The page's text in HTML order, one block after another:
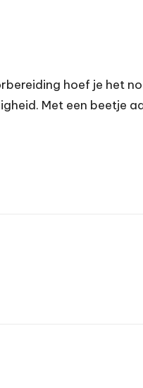
hoef je het
Met een